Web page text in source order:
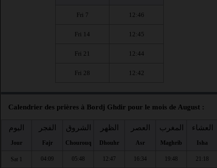
Fri 7 12:46
Fri 14 12:45
Fri 21 12:44
Fri 28 12:42
Calendrier des prières à Bordj Ghdir pour le mois de August :
اليوم
Jour
الفجر
Fajr
الشروق
Chourouq
الظهر
Dhouhr
العصر
Asr
المغرب
Maghrib
العشاء
Isha
Sat 1 04:09 05:48 12:47 16:34 19:48 21:18